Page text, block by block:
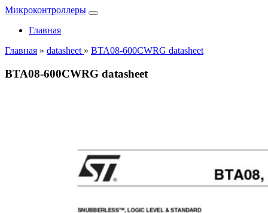
Микроконтроллеры
Главная
Главная » datasheet » BTA08-600CWRG datasheet
BTA08-600CWRG datasheet